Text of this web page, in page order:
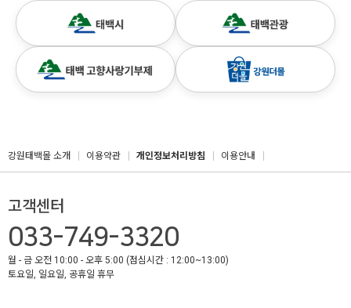
강원태백몰 소개 이용약관 개인정보처리방침 이용안내
고객센터
033-749-3320
월 - 금 오전 10:00 - 오후 5:00 (점심시간 : 12:00~13:00)
토요일, 일요일, 공휴일 휴무